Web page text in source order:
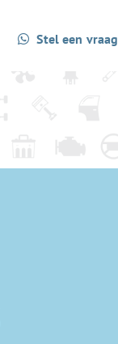
Stel een vraag